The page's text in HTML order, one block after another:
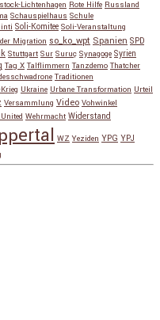
Lichtenhagen Rote Hilfe Russland
Schauspielhaus Schule
Soli-Komitee Soli-Veranstaltung
Migration so_ko_wpt Spanien SPD
Stuttgart Sur Suruç Synagoge Syrien
Tag X Talflimmern Tanzdemo Thatcher
Traditionen
Ukraine Urbane Transformation Urteil
Versammlung Video Vohwinkel
Wehrmacht Widerstand
WZ Yeziden YPG YPJ